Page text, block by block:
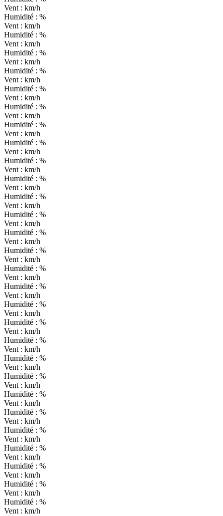
Vent : km/h
Humidité : %
Vent : km/h
Humidité : %
Vent : km/h
Humidité : %
Vent : km/h
Humidité : %
Vent : km/h
Humidité : %
Vent : km/h
Humidité : %
Vent : km/h
Humidité : %
Vent : km/h
Humidité : %
Vent : km/h
Humidité : %
Vent : km/h
Humidité : %
Vent : km/h
Humidité : %
Vent : km/h
Humidité : %
Vent : km/h
Humidité : %
Vent : km/h
Humidité : %
Vent : km/h
Humidité : %
Vent : km/h
Humidité : %
Vent : km/h
Humidité : %
Vent : km/h
Humidité : %
Vent : km/h
Humidité : %
Vent : km/h
Humidité : %
Vent : km/h
Humidité : %
Vent : km/h
Humidité : %
Vent : km/h
Humidité : %
Vent : km/h
Humidité : %
Vent : km/h
Humidité : %
Vent : km/h
Humidité : %
Vent : km/h
Humidité : %
Vent : km/h
Humidité : %
Vent : km/h